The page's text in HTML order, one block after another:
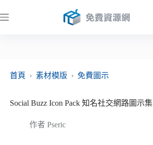
至
首頁
› 素材模版 › 免費圖示
Social Buzz Icon Pack 知名社交網路圖示集
作者 Pseric